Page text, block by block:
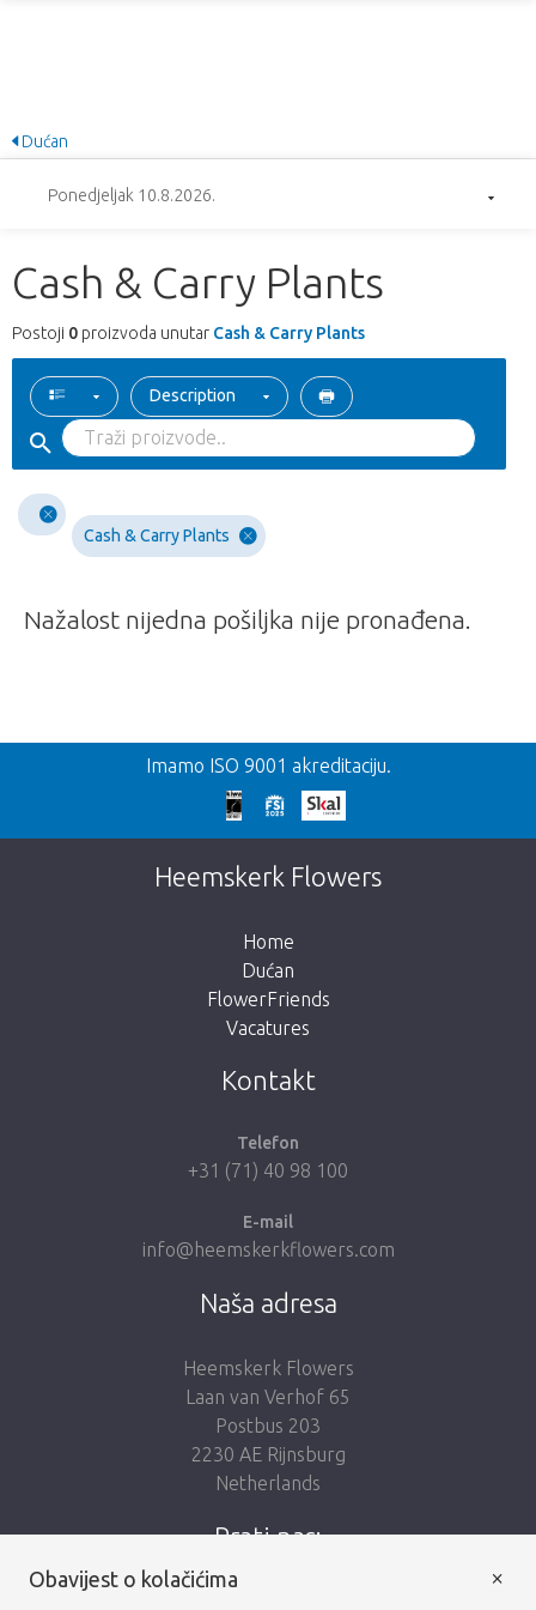
Dućan
Ponedjeljak 10.8.2026.
Cash & Carry Plants
Postoji 0 proizvoda unutar Cash & Carry Plants
Description
Cash & Carry Plants
Nažalost nijedna pošiljka nije pronađena.
Nazad
Prekasno!
Nažalost, ovaj artikl je rasprodan. Kliknite na
gumb ispod za povratak u trgovinu.
Imamo ISO 9001 akreditaciju.
Heemskerk Flowers
Home
Dućan
FlowerFriends
Vacatures
Kontakt
Telefon
+31 (71) 40 98 100
E-mail
info@heemskerkflowers.com
Naša adresa
Heemskerk Flowers
Laan van Verhof 65
Postbus 203
2230 AE Rijnsburg
Netherlands
Prati nas:
Obavijest o kolačićima ×